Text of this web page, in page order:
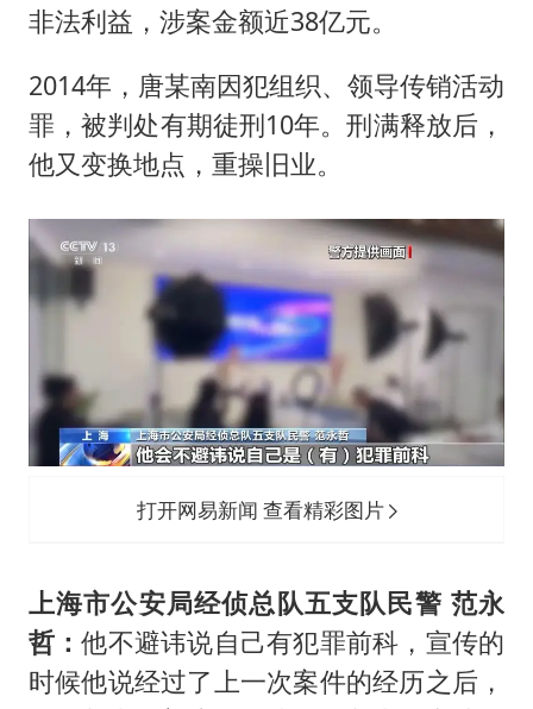
非法利益，涉案金额近38亿元。
2014年，唐某南因犯组织、领导传销活动
罪，被判处有期徒刑10年。刑满释放后，
他又变换地点，重操旧业。
打开网易新闻 查看精彩图片
上海市公安局经侦总队五支队民警 范永
哲：他不避讳说自己有犯罪前科，宣传的
时候他说经过了上一次案件的经历之后，